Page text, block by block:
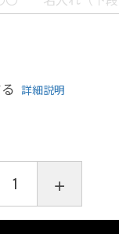
詳細説明